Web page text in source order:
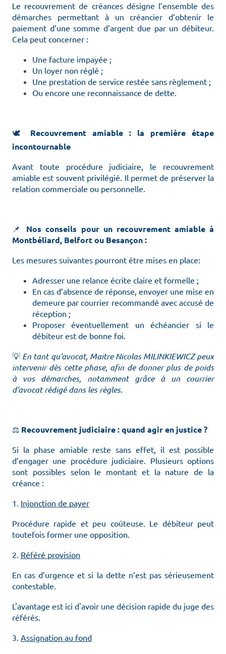
Le recouvrement de créances désigne l’ensemble des
démarches permettant à un créancier d’obtenir le
paiement d’une somme d’argent due par un débiteur.
Cela peut concerner :
Une facture impayée ;
Un loyer non réglé ;
Une prestation de service restée sans règlement ;
Ou encore une reconnaissance de dette.
🕊️ Recouvrement amiable : la première étape
incontournable
Avant toute procédure judiciaire, le recouvrement
amiable est souvent privilégié. Il permet de préserver la
relation commerciale ou personnelle.
📌 Nos conseils pour un recouvrement amiable à
Montbéliard, Belfort ou Besançon :
Les mesures suivantes pourront être mises en place:
Adresser une relance écrite claire et formelle ;
En cas d’absence de réponse, envoyer une mise en
demeure par courrier recommandé avec accusé de
réception ;
Proposer éventuellement un échéancier si le
débiteur est de bonne foi.
💡 En tant qu’avocat, Maitre Nicolas MILINKIEWICZ peux
intervenir dès cette phase, afin de donner plus de poids
à vos démarches, notamment grâce à un courrier
d’avocat rédigé dans les règles.
⚖️ Recouvrement judiciaire : quand agir en justice ?
Si la phase amiable reste sans effet, il est possible
d’engager une procédure judiciaire. Plusieurs options
sont possibles selon le montant et la nature de la
créance :
1. Injonction de payer
Procédure rapide et peu coûteuse. Le débiteur peut
toutefois former une opposition.
2. Référé provision
En cas d’urgence et si la dette n’est pas sérieusement
contestable.
L'avantage est ici d'avoir une décision rapide du juge des
référés.
3. Assignation au fond